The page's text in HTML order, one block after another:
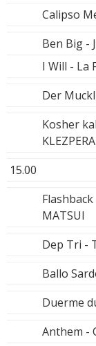
Calipso
Ben Big -
I Will - La
Der Muckl
Kosher
15.00
MATSUI
Dep Tri -
Ballo
Duerme
Anthem -